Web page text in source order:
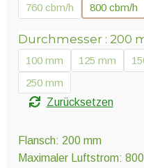
Gartengeräte
Sonstiges
760 cbm/h
800 cbm/h
Durchmesser 200
100 mm 125 mm
250 mm
Zurücksetzen
Flansch: 200 mm
Maximaler Luftstrom: